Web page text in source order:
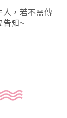
人，若不需傳
告知~